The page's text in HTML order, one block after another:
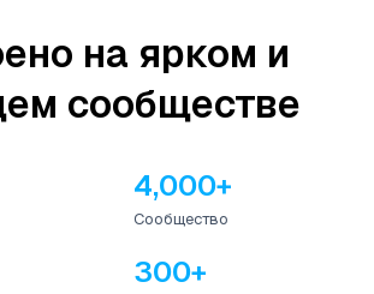
на ярком и
сообществе
4,000+
Сообщество
300+